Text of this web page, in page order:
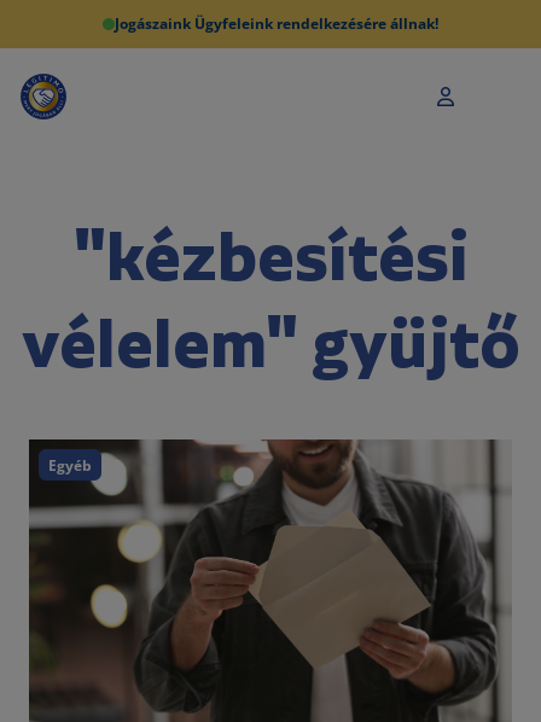
Jogászaink Ügyfeleink rendelkezésére állnak!
"kézbesítési
vélelem" gyüjtő
Egyéb